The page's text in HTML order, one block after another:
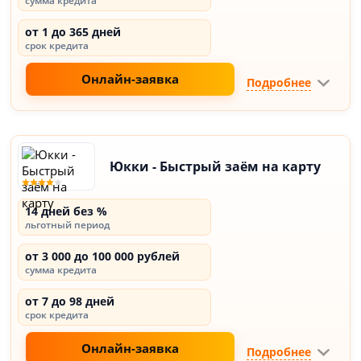
от 1 до 365 дней
срок кредита
Онлайн-заявка Подробнее
Юкки - Быстрый заём на карту
14 дней без %
льготный период
от 3 000 до 100 000 рублей
сумма кредита
от 7 до 98 дней
срок кредита
Онлайн-заявка Подробнее